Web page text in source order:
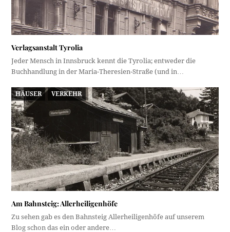
Verlagsanstalt Tyrolia
Jeder Mensch in Innsbruck kennt die Tyrolia; entweder die
Buchhandlung in der Maria-Theresien-Straße (und in…
HÄUSER VERKEHR
Am Bahnsteig: Allerheiligenhöfe
Zu sehen gab es den Bahnsteig Allerheiligenhöfe auf unserem
Blog schon das ein oder andere…